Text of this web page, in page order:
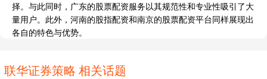
择。与此同时，广东的股票配资服务以其规范性和专业性吸引了大
量用户。此外，河南的股指配资和南京的股票配资平台同样展现出
各自的特色与优势。
联华证券策略 相关话题